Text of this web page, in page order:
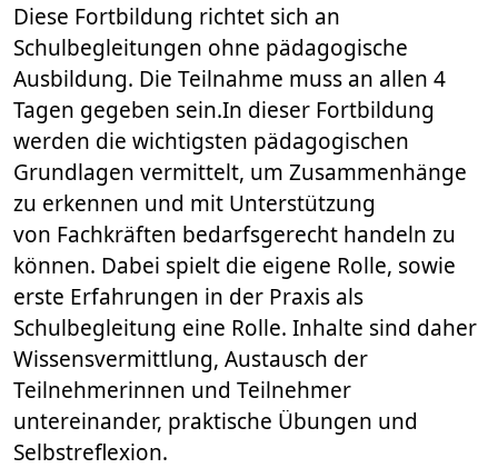
Diese Fortbildung richtet sich an
Schulbegleitungen ohne pädagogische
Ausbildung. Die Teilnahme muss an allen 4
Tagen gegeben sein.In dieser Fortbildung
werden die wichtigsten pädagogischen
Grundlagen vermittelt, um Zusammenhänge
zu erkennen und mit Unterstützung
von Fachkräften bedarfsgerecht handeln zu
können. Dabei spielt die eigene Rolle, sowie
erste Erfahrungen in der Praxis als
Schulbegleitung eine Rolle. Inhalte sind daher
Wissensvermittlung, Austausch der
Teilnehmerinnen und Teilnehmer
untereinander, praktische Übungen und
Selbstreflexion.